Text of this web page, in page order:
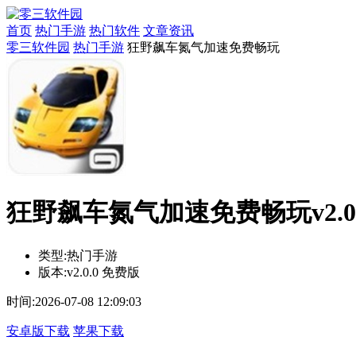
首页 热门手游 热门软件 文章资讯
零三软件园 热门手游 狂野飙车氮气加速免费畅玩
狂野飙车氮气加速免费畅玩
类型:热门手游
版本:v2.0.0 免费版
时间:2026-07-08 12:09:03
安卓版下载 苹果下载